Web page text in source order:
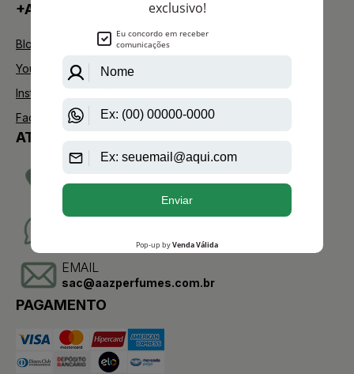
+AAZ PERFUMES
Blog
Youtube
Instagram
Facebook
ATENDIMENTO
(11)2275-0076
WHATSAPP
EMAIL
sac@aazperfumes.com.br
PAGAMENTO